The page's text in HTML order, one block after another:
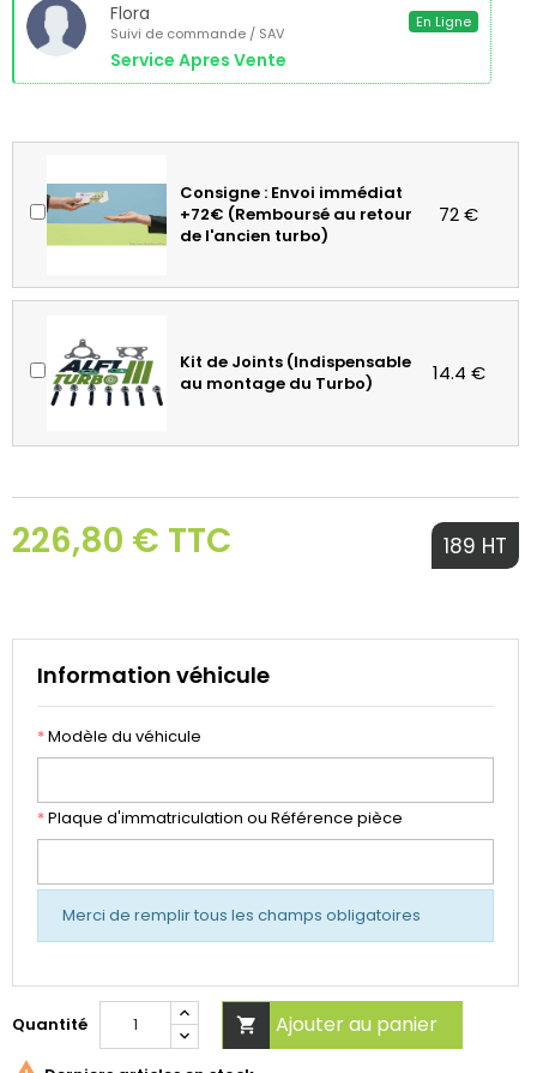
Flora
Suivi de commande / SAV
Service Apres Vente
En Ligne
Consigne : Envoi immédiat
+72€ (Remboursé au retour
de l'ancien turbo)
72 €
Kit de Joints (Indispensable
au montage du Turbo)
14.4 €
226,80 € TTC 189 HT
Information véhicule
*Modèle du véhicule
*Plaque d'immatriculation ou Référence pièce
Merci de remplir tous les champs obligatoires
Quantité  Ajouter au panier